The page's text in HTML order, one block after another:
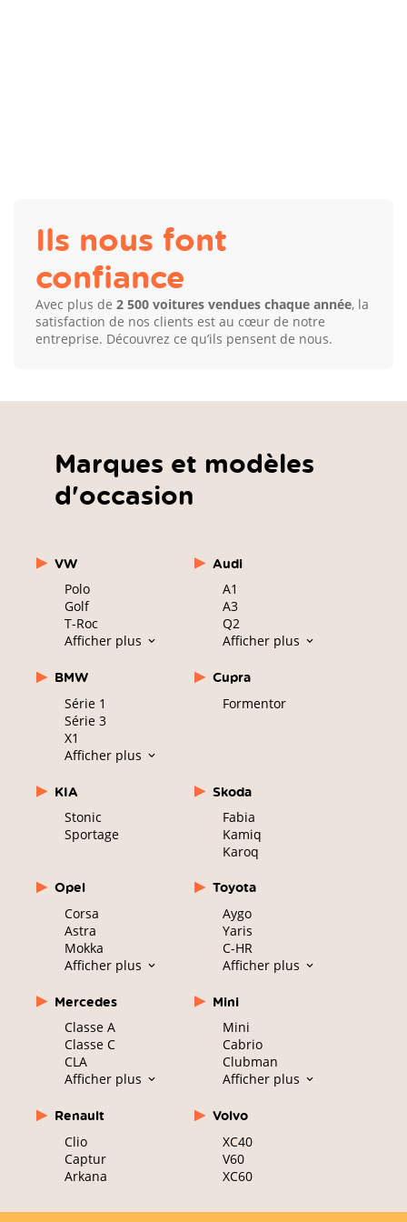
Ils nous font
confiance
Avec plus de2 500 voitures vendues chaque année, la
satisfaction de nos clients est au cœur de notre
entreprise. Découvrez ce qu’ils pensent de nous.
Marques et modèles
d'occasion
VW
Polo
Golf
T-Roc
Afficher plus
Audi
A1
A3
Q2
Afficher plus
BMW
Série 1
Série 3
X1
Afficher plus
Cupra
Formentor
KIA
Stonic
Sportage
Skoda
Fabia
Kamiq
Karoq
Opel
Corsa
Astra
Mokka
Afficher plus
Toyota
Aygo
Yaris
C-HR
Afficher plus
Mercedes
Classe A
Classe C
CLA
Afficher plus
Mini
Mini
Cabrio
Clubman
Afficher plus
Renault
Clio
Captur
Arkana
Volvo
XC40
V60
XC60